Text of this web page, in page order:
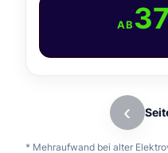
AB
‹
* Mehraufwand bei alter